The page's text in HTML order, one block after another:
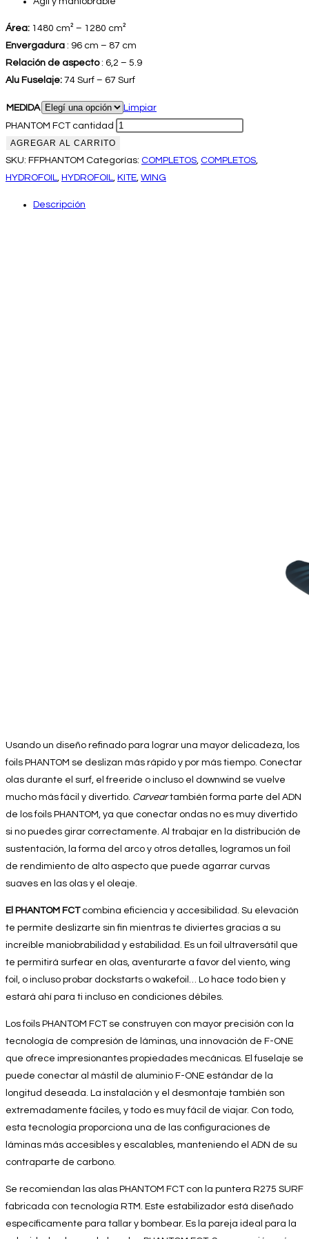
Área: 1480 cm² – 1280 cm²
Envergadura : 96 cm – 87 cm
Relación de aspecto: 6,2 – 5.9
Alu Fuselaje: 74 Surf – 67 Surf
MEDIDA
Limpiar
PHANTOM FCT cantidad
AGREGAR AL CARRITO
SKU: FFPHANTOM Categorías: COMPLETOS, COMPLETOS,
HYDROFOIL, HYDROFOIL, KITE, WING
Descripción
Usando un diseño refinado para lograr una mayor delicadeza, los
foils PHANTOM se deslizan más rápido y por más tiempo. Conectar
olas durante el surf, el freeride o incluso el downwind se vuelve
mucho más fácil y divertido. Carveartambién forma parte del ADN
de los foils PHANTOM, ya que conectar ondas no es muy divertido
si no puedes girar correctamente. Al trabajar en la distribución de
sustentación, la forma del arco y otros detalles, logramos un foil
de rendimiento de alto aspecto que puede agarrar curvas
suaves en las olas y el oleaje.
El PHANTOM FCTcombina eficiencia y accesibilidad. Su elevación
te permite deslizarte sin fin mientras te diviertes gracias a su
increíble maniobrabilidad y estabilidad. Es un foil ultraversátil que
te permitirá surfear en olas, aventurarte a favor del viento, wing
foil, o incluso probar dockstarts o wakefoil… Lo hace todo bien y
estará ahí para ti incluso en condiciones débiles.
Los foils PHANTOM FCT se construyen con mayor precisión con la
tecnología de compresión de láminas, una innovación de F-ONE
que ofrece impresionantes propiedades mecánicas. El fuselaje se
puede conectar al mástil de aluminio F-ONE estándar de la
longitud deseada. La instalación y el desmontaje también son
extremadamente fáciles, y todo es muy fácil de viajar. Con todo,
esta tecnología proporciona una de las configuraciones de
láminas más accesibles y escalables, manteniendo el ADN de su
contraparte de carbono.
Se recomiendan las alas PHANTOM FCT con la puntera R275 SURF
fabricada con tecnología RTM. Este estabilizador está diseñado
específicamente para tallar y bombear. Es la pareja ideal para la